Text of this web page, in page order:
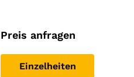
Preis anfragen
Einzelheiten